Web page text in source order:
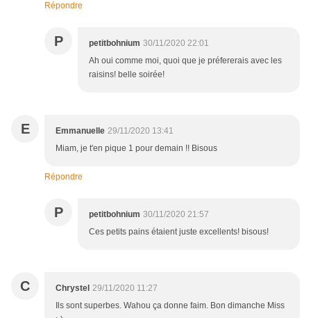
Répondre
P petitbohnium 30/11/2020 22:01
Ah oui comme moi, quoi que je préfererais avec les
raisins! belle soirée!
E Emmanuelle 29/11/2020 13:41
Miam, je t'en pique 1 pour demain !! Bisous
Répondre
P petitbohnium 30/11/2020 21:57
Ces petits pains étaient juste excellents! bisous!
C Chrystel 29/11/2020 11:27
Ils sont superbes. Wahou ça donne faim. Bon dimanche Miss